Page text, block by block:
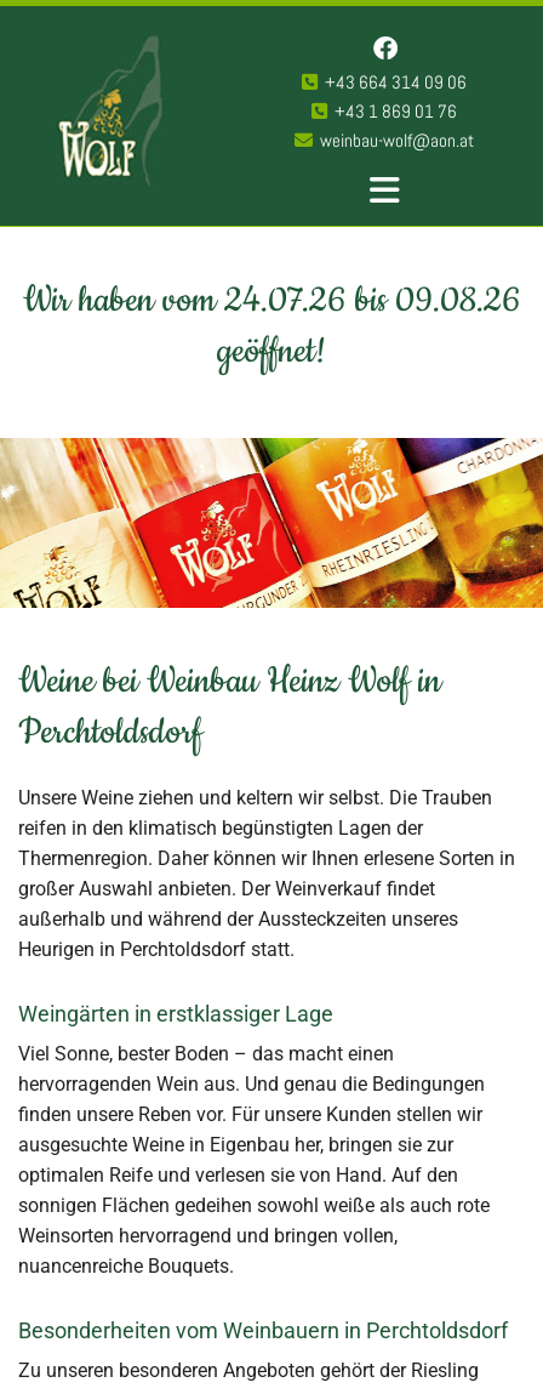
 +43 664 314 09 06
 +43 1 869 01 76
 weinbau-wolf@aon.at
Wir haben vom 24.07.26 bis 09.08.26
geöffnet!
Weine bei Weinbau Heinz Wolf in
Perchtoldsdorf
Unsere Weine ziehen und keltern wir selbst. Die Trauben
reifen in den klimatisch begünstigten Lagen der
Thermenregion. Daher können wir Ihnen erlesene Sorten in
großer Auswahl anbieten. Der Weinverkauf findet
außerhalb und während der Aussteckzeiten unseres
Heurigen in Perchtoldsdorf statt.
Weingärten in erstklassiger Lage
Viel Sonne, bester Boden – das macht einen
hervorragenden Wein aus. Und genau die Bedingungen
finden unsere Reben vor. Für unsere Kunden stellen wir
ausgesuchte Weine in Eigenbau her, bringen sie zur
optimalen Reife und verlesen sie von Hand. Auf den
sonnigen Flächen gedeihen sowohl weiße als auch rote
Weinsorten hervorragend und bringen vollen,
nuancenreiche Bouquets.
Besonderheiten vom Weinbauern in Perchtoldsdorf
Zu unseren besonderen Angeboten gehört der Riesling